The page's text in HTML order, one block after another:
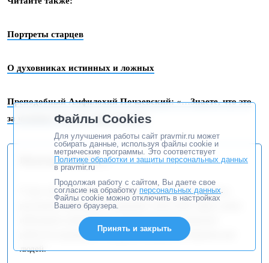
Портреты старцев
О духовниках истинных и ложных
Преподобный Амфилохий Почаевский: «…Знаете, что это
за человек? Он весь мир спасает»
Поскольку вы здесь...
У нас есть небольшая просьба. Эту историю удалось
рассказать благодаря поддержке читателей. Даже самое
небольшое ежемесячное пожертвование помогает
работать редакции и создавать важные материалы для
людей.
Файлы Cookies
Для улучшения работы сайт pravmir.ru может
собирать данные, используя файлы cookie и
метрические программы. Это соответствует
Политике обработки и защиты персональных данных
в pravmir.ru
Продолжая работу с сайтом, Вы даете свое
согласие на обработку персональных данных.
Файлы cookie можно отключить в настройках
Вашего браузера.
Принять и закрыть